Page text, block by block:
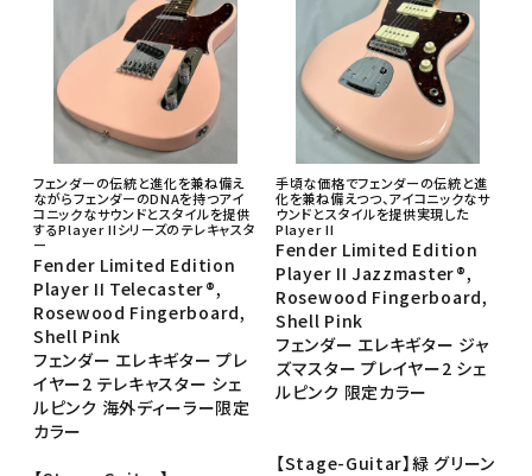
フェンダーの伝統と進化を兼ね備え
ながらフェンダーのDNAを持つアイ
コニックなサウンドとスタイルを提供
するPlayer IIシリーズのテレキャスタ
ー
Fender Limited Edition
Player II Telecaster®,
Rosewood Fingerboard,
Shell Pink
フェンダー エレキギター プレ
イヤー2 テレキャスター シェ
ルピンク 海外ディーラー限定
カラー
手頃な価格でフェンダーの伝統と進
化を兼ね備えつつ、アイコニックなサ
ウンドとスタイルを提供実現した
Player II
Fender Limited Edition
Player II Jazzmaster®,
Rosewood Fingerboard,
Shell Pink
フェンダー エレキギター ジャ
ズマスター プレイヤー2 シェ
ルピンク 限定カラー
【Stage-Guitar】緑 グリーン